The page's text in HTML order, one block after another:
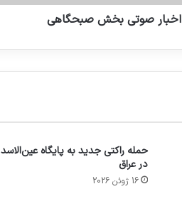
اخبار صوتی بخش صبحگاهی
حمله راکتی جدید به پایگاه عین‌الاسد
در عراق
16 ژوئن 2026